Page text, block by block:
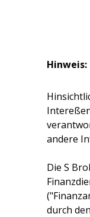
Hinweis:
andere
Die S
durch